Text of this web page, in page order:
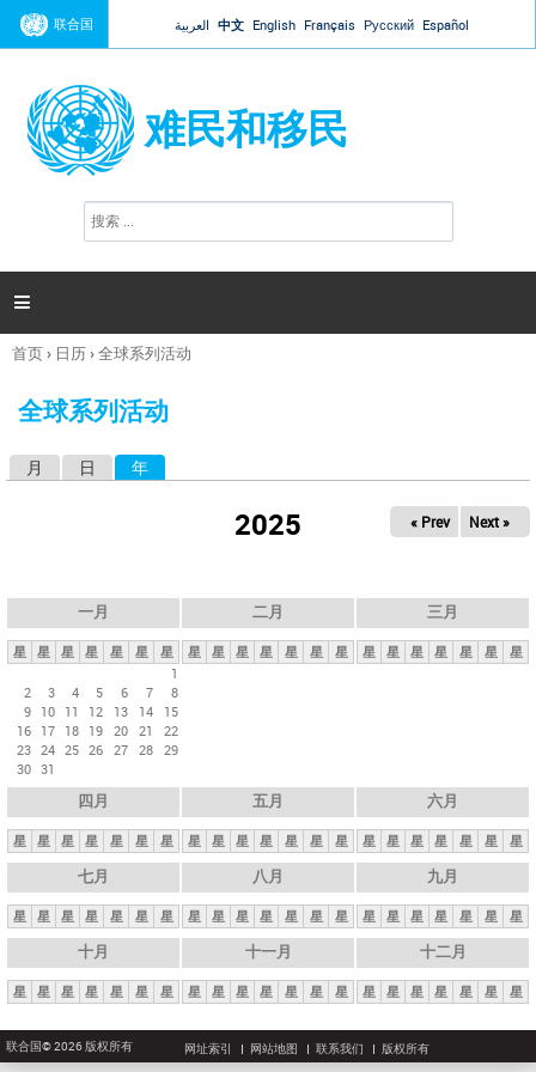
Jump to navigation
联合国 العربية 中文 English Français Русский Español
难民和移民
搜
索

你
这
首页› 日历›全球系列活动
全球系列活动
月 日 年
2025 « Prev Next »
一月
星 星 星 星 星 星
星
1
2
3 4 5 6 7
8
9 10 11 12 13 14
15
16 17 18 19 20 21
22
23 24 25 26 27 28 29
30 31
二月
星 星 星 星 星 星 星
三月
星 星 星 星 星 星 星
四月
星 星 星 星 星 星 星
五月
星 星 星 星 星 星 星
六月
星 星 星 星 星 星 星
七月
星 星 星 星 星 星 星
八月
星 星 星 星 星 星 星
九月
星 星 星 星 星 星 星
十月
星 星 星 星 星 星 星
十一月
星 星 星 星 星 星 星
十二月
星 星 星 星 星 星 星
联合国© 2026 版权所有 网址索引 网站地图 联系我们 版权所有